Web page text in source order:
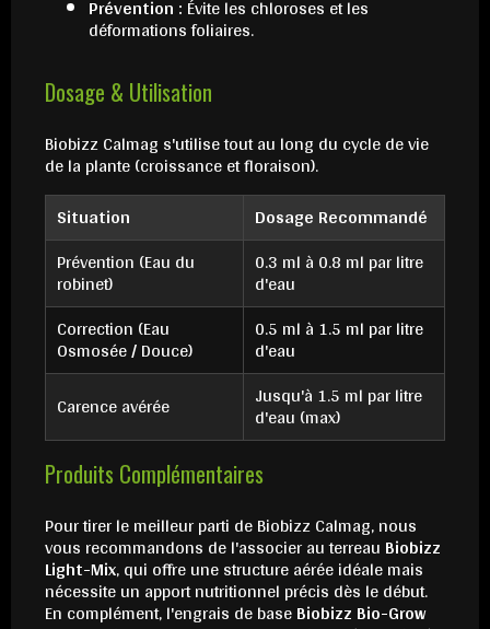
Prévention : Évite les chloroses et les
déformations foliaires.
Dosage & Utilisation
Biobizz Calmag s'utilise tout au long du cycle de vie
de la plante (croissance et floraison).
Situation
Dosage Recommandé
Prévention (Eau du
robinet)
0.3 ml à 0.8 ml par litre
d'eau
Correction (Eau
Osmosée / Douce)
0.5 ml à 1.5 ml par litre
d'eau
Carence avérée
Jusqu'à 1.5 ml par litre
d'eau (max)
Produits Complémentaires
Pour tirer le meilleur parti de Biobizz Calmag, nous
vous recommandons de l'associer au terreau Biobizz
Light-Mix, qui offre une structure aérée idéale mais
nécessite un apport nutritionnel précis dès le début.
En complément, l'engrais de baseBiobizz Bio-Grow